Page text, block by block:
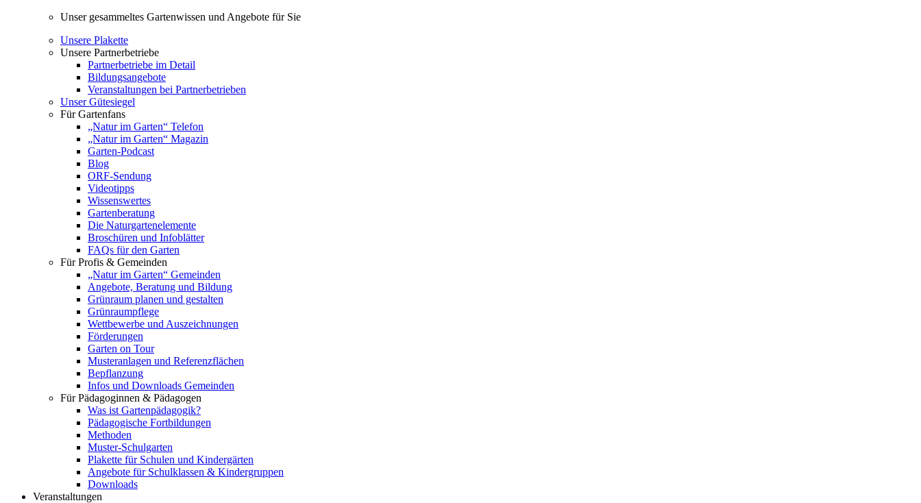
Unser gesammeltes Gartenwissen und Angebote für Sie
Unsere Plakette
Unsere Partnerbetriebe
Partnerbetriebe im Detail
Bildungsangebote
Veranstaltungen bei Partnerbetrieben
Unser Gütesiegel
Für Gartenfans
„Natur im Garten“ Telefon
„Natur im Garten“ Magazin
Garten-Podcast
Blog
ORF-Sendung
Videotipps
Wissenswertes
Gartenberatung
Die Naturgartenelemente
Broschüren und Infoblätter
FAQs für den Garten
Für Profis & Gemeinden
„Natur im Garten“ Gemeinden
Angebote, Beratung und Bildung
Grünraum planen und gestalten
Grünraumpflege
Wettbewerbe und Auszeichnungen
Förderungen
Garten on Tour
Musteranlagen und Referenzflächen
Bepflanzung
Infos und Downloads Gemeinden
Für Pädagoginnen & Pädagogen
Was ist Gartenpädagogik?
Pädagogische Fortbildungen
Methoden
Muster-Schulgarten
Plakette für Schulen und Kindergärten
Angebote für Schulklassen & Kindergruppen
Downloads
Veranstaltungen